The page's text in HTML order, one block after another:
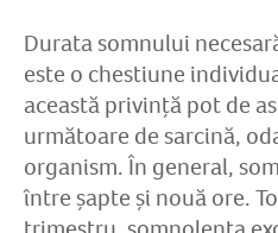
Durata somnului
este o chestiune
această privință pot de
următoare de sarcină,
organism. În general,
între șapte și nouă ore.